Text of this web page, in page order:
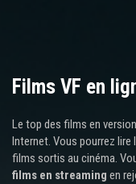
Films VF en
Le top des films en
Internet. Vous pourrez
films sortis au cinéma.
films en streaming en